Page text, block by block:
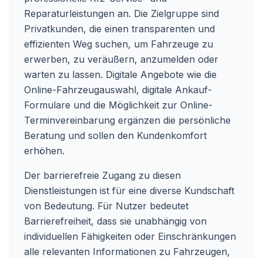
Reparaturleistungen an. Die Zielgruppe sind
Privatkunden, die einen transparenten und
effizienten Weg suchen, um Fahrzeuge zu
erwerben, zu veräußern, anzumelden oder
warten zu lassen. Digitale Angebote wie die
Online-Fahrzeugauswahl, digitale Ankauf-
Formulare und die Möglichkeit zur Online-
Terminvereinbarung ergänzen die persönliche
Beratung und sollen den Kundenkomfort
erhöhen.
Der barrierefreie Zugang zu diesen
Dienstleistungen ist für eine diverse Kundschaft
von Bedeutung. Für Nutzer bedeutet
Barrierefreiheit, dass sie unabhängig von
individuellen Fähigkeiten oder Einschränkungen
alle relevanten Informationen zu Fahrzeugen,